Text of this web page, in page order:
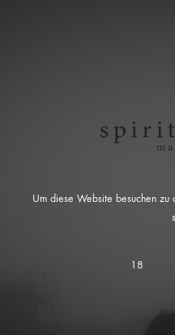
Um diese Website besuchen zu
18